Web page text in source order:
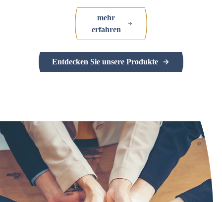
mehr
erfahren
Entdecken Sie unsere Produkte